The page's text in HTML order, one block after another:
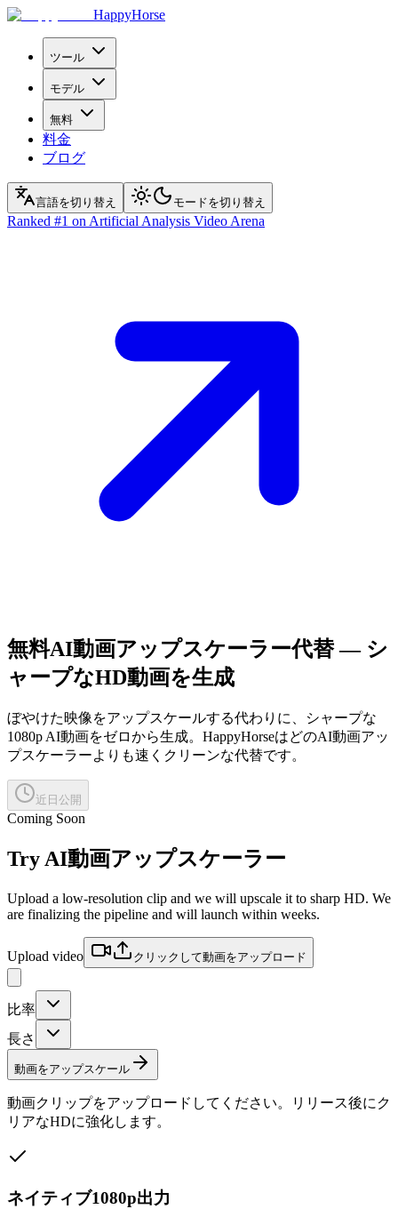
HappyHorse
ツール
モデル
無料
料金
ブログ
言語を切り替え モードを切り替え
Ranked #1 on Artificial Analysis Video Arena
無料AI動画アップスケーラー代替 — シ
ャープなHD動画を生成
ぼやけた映像をアップスケールする代わりに、シャープな
1080p AI動画をゼロから生成。HappyHorseはどのAI動画アッ
プスケーラーよりも速くクリーンな代替です。
近日公開
Coming Soon
Try AI動画アップスケーラー
Upload a low-resolution clip and we will upscale it to sharp HD. We
are finalizing the pipeline and will launch within weeks.
Upload video クリックして動画をアップロード
比率
長さ
動画をアップスケール
動画クリップをアップロードしてください。リリース後にク
リアなHDに強化します。
ネイティブ1080p出力